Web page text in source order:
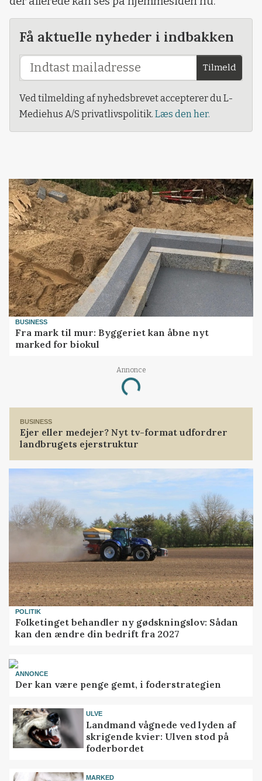
Få aktuelle nyheder i indbakken
Tilmeld
Ved tilmelding af nyhedsbrevet accepterer du L-
Mediehus A/S privatlivspolitik. Læs den her.
BUSINESS
Fra mark til mur: Byggeriet kan åbne nyt
marked for biokul
Annonce
Loading...
BUSINESS
Ejer eller medejer? Nyt tv-format udfordrer
landbrugets ejerstruktur
POLITIK
Folketinget behandler ny gødskningslov: Sådan
kan den ændre din bedrift fra 2027
ANNONCE
Der kan være penge gemt, i foderstrategien
ULVE
Landmand vågnede ved lyden af
skrigende kvier: Ulven stod på
foderbordet
MARKED